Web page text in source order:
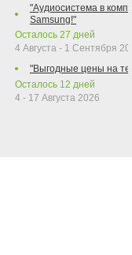
"Аудиосистема в
Samsung!"
Осталось 27 дней
4 Августа - 1 Сентября
"Выгодные цены на
Осталось 12 дней
4 - 17 Августа 2026